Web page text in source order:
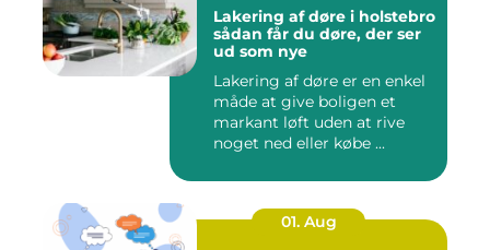
Lakering af døre i holstebro
sådan får du døre, der ser
ud som nye
Lakering af døre er en enkel
måde at give boligen et
markant løft uden at rive
noget ned eller købe ...
01. Aug